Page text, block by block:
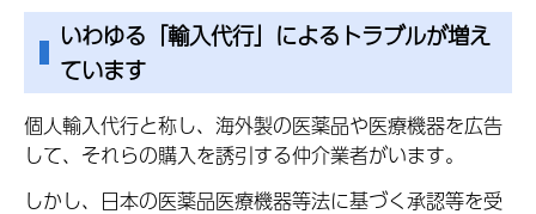
いわゆる「輸入代行」によるトラブルが増え
ています
個人輸入代行と称し、海外製の医薬品や医療機器を広告
して、それらの購入を誘引する仲介業者がいます。
しかし、日本の医薬品医療機器等法に基づく承認等を受